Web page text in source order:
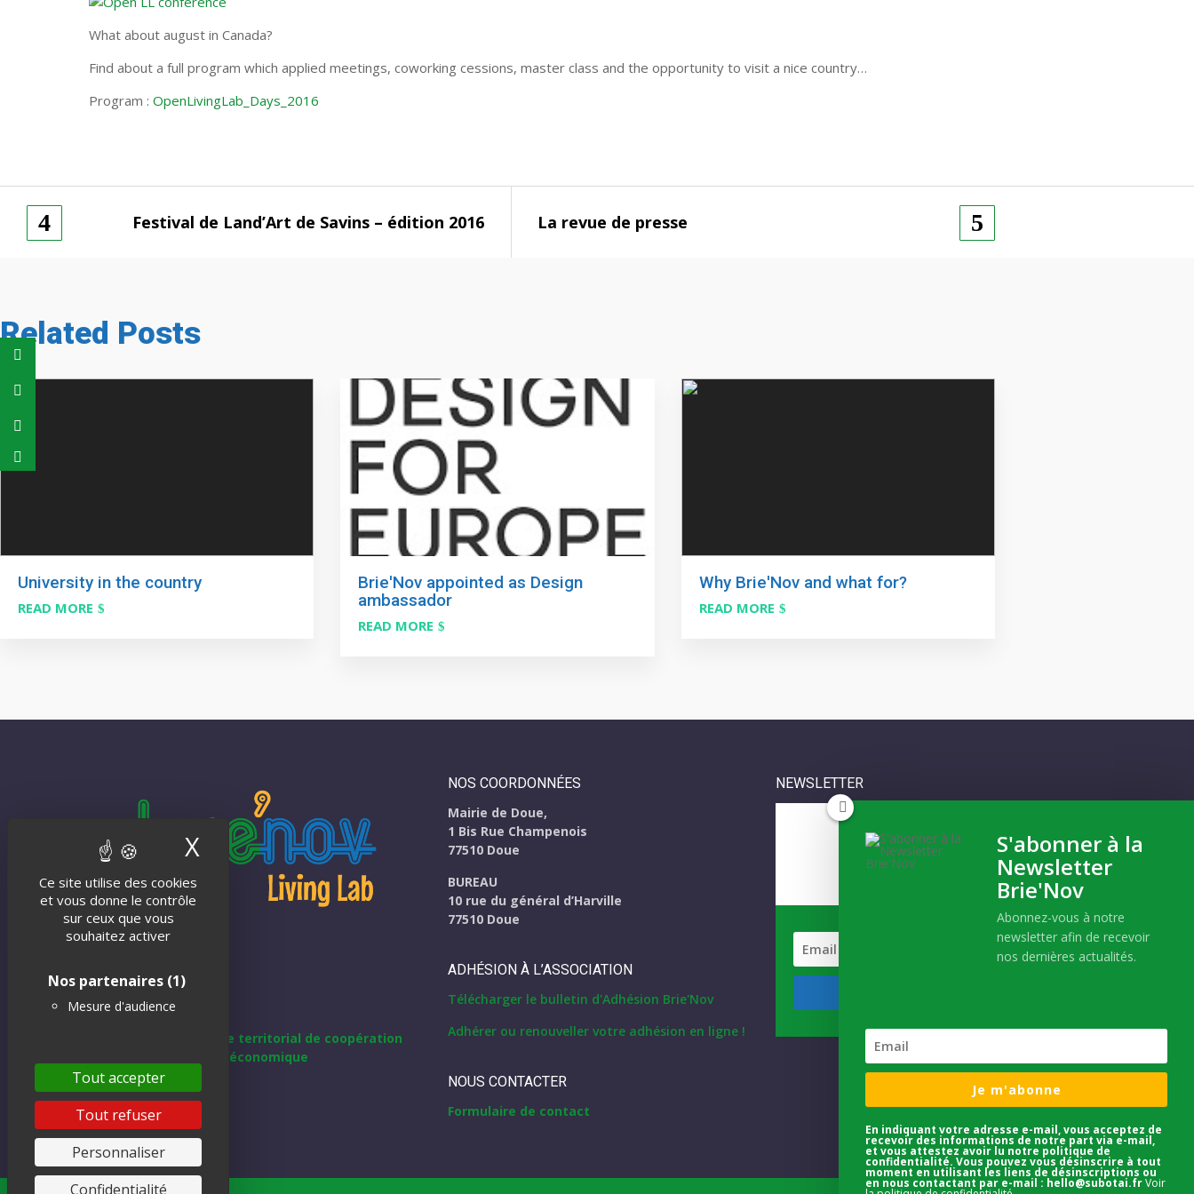
Ce site utilise des cookies
et vous donne le contrôle
sur ceux que vous
souhaitez activer
Nos partenaires (1)
Mesure d'audience
Tout accepter
Tout refuser
Personnaliser
Confidentialité
X Masquer le bandeau des cookies
What about august in Canada?
Find about a full program which applied meetings, coworking cessions, master class and the opportunity to visit a nice country…
Program : OpenLivingLab_Days_2016
Festival de Land’Art de Savins – édition 2016 La revue de presse
Related Posts
University in the country
READ MORE
Brie'Nov appointed as Design
ambassador
READ MORE
Why Brie'Nov and what for?
READ MORE
NOS COORDONNÉES
Mairie de Doue,
1 Bis Rue Champenois
77510 Doue
BUREAU
10 rue du général d’Harville
77510 Doue
ADHÉSION À L’ASSOCIATION
Télécharger le bulletin d'Adhésion Brie'Nov
Adhérer ou renouveller votre adhésion en ligne !
NOUS CONTACTER
Formulaire de contact
NEWSLETTER
Inscrivez-vous
Et recevez notre actualité !
S'abonner à la
Newsletter
Brie'Nov
Abonnez-vous à notre
newsletter afin de recevoir
nos dernières actualités.
Je m'abonne
En indiquant votre adresse e-mail, vous acceptez de
recevoir des informations de notre part via e-mail,
et vous attestez avoir lu notre politique de
confidentialité. Vous pouvez vous désinscrire à tout
moment en utilisant les liens de désinscriptions ou
en nous contactant par e-mail : hello@subotai.frVoir